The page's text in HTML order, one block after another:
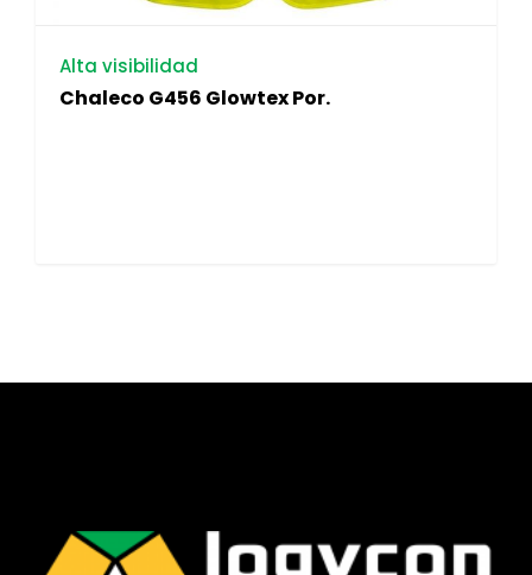
Alta visibilidad
Chaleco G456 Glowtex Por.